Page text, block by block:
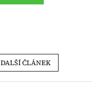
DALŠÍ ČLÁNEK